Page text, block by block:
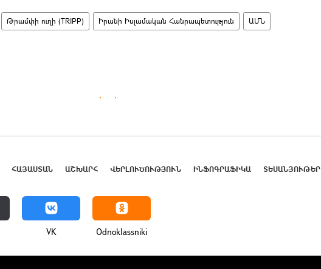
Թրամփի ուղի (TRIPP) Իրանի Իսլամական Հանրապետություն ԱՄՆ
ՀԱՅԱՍՏԱՆ ԱՇԽԱՐՀ ՎԵՐԼՈՒԾՈՒԹՅՈՒՆ ԻՆՖՈԳՐԱՖԻԿԱ ՏԵՍԱՆՅՈՒԹԵՐ
VK Odnoklassniki